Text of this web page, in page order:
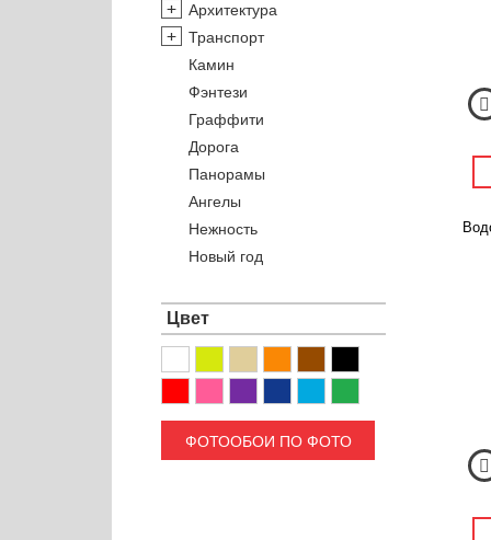
Архитектура
Транспорт
Камин
Фэнтези
Граффити
Дорога
Панорамы
Ангелы
Нежность
Новый год
Цвет
ФОТООБОИ ПО ФОТО